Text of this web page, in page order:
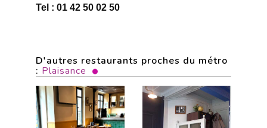
Tel : 01 42 50 02 50
D'autres restaurants proches du métro
: Plaisance